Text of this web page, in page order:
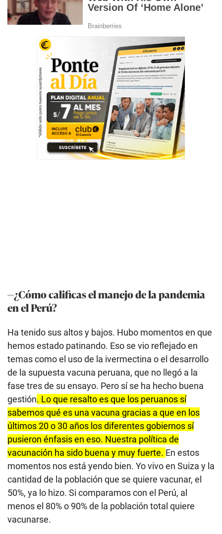
—¿Cómo calificas el manejo de la pandemia
en el Perú?
Ha tenido sus altos y bajos. Hubo momentos en que
hemos estado patinando. Eso se vio reflejado en
temas como el uso de la ivermectina o el desarrollo
de la supuesta vacuna peruana, que no llegó a la
fase tres de su ensayo. Pero sí se ha hecho buena
gestión. Lo que resalto es que los peruanos sí
sabemos qué es una vacuna gracias a que en los
últimos 20 o 30 años los diferentes gobiernos sí
pusieron énfasis en eso. Nuestra política de
vacunación ha sido buena y muy fuerte. En estos
momentos nos está yendo bien. Yo vivo en Suiza y la
cantidad de la población que se quiere vacunar, el
50%, ya lo hizo. Si comparamos con el Perú, al
menos el 80% o 90% de la población total quiere
vacunarse.